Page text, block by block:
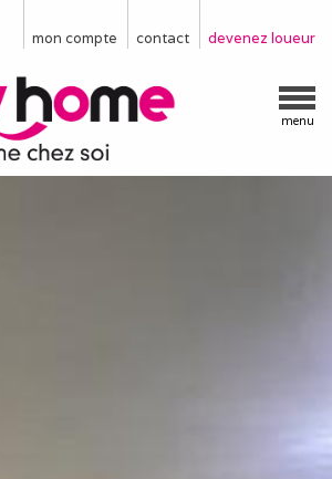
devenez loueur
contact
mon compte
menu